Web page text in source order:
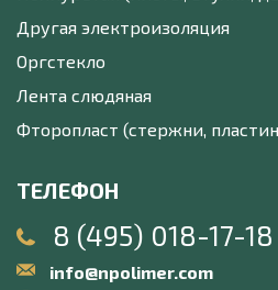
Другая электроизоляция
Оргстекло
Лента слюдяная
Фторопласт (стержни,
ТЕЛЕФОН
8 (495) 018-17-18
info@npolimer.com